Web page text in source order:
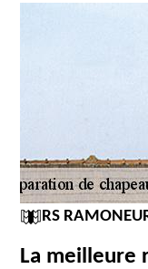
RS
La meilleure